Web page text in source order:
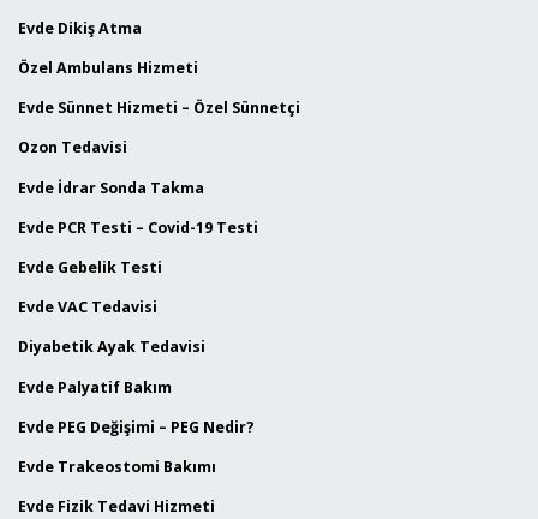
Evde Dikiş Atma
Özel Ambulans Hizmeti
Evde Sünnet Hizmeti – Özel Sünnetçi
Ozon Tedavisi
Evde İdrar Sonda Takma
Evde PCR Testi – Covid-19 Testi
Evde Gebelik Testi
Evde VAC Tedavisi
Diyabetik Ayak Tedavisi
Evde Palyatif Bakım
Evde PEG Değişimi – PEG Nedir?
Evde Trakeostomi Bakımı
Evde Fizik Tedavi Hizmeti